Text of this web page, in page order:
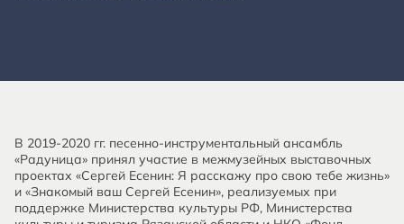
В 2019-2020 гг. песенно-инструментальный ансамбль
«Радуница» принял участие в межмузейных выставочных
проектах «Сергей Есенин: Я расскажу про свою тебе жизнь»
и «Знакомый ваш Сергей Есенин», реализуемых при
поддержке Министерства культуры РФ, Министерства